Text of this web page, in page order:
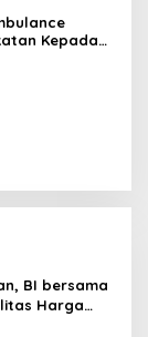
Kepada
Jawab
BI bersama
Harga